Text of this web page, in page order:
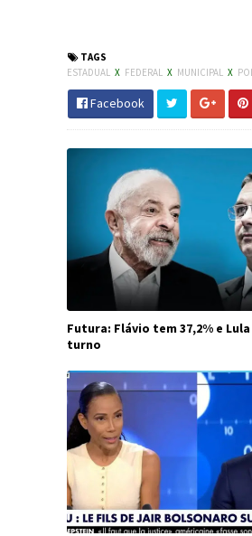
TAGS
ESTADUAL X FEDERAL X MUNICIPAL X
Facebook
Futura: Flávio tem 37,2% e Lula
turno